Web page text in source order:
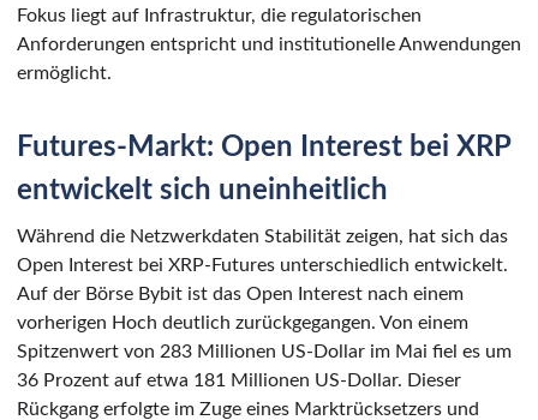
Fokus liegt auf Infrastruktur, die regulatorischen
Anforderungen entspricht und institutionelle Anwendungen
ermöglicht.
Futures-Markt: Open Interest bei XRP
entwickelt sich uneinheitlich
Während die Netzwerkdaten Stabilität zeigen, hat sich das
Open Interest bei XRP-Futures unterschiedlich entwickelt.
Auf der Börse Bybit ist das Open Interest nach einem
vorherigen Hoch deutlich zurückgegangen. Von einem
Spitzenwert von 283 Millionen US-Dollar im Mai fiel es um
36 Prozent auf etwa 181 Millionen US-Dollar. Dieser
Rückgang erfolgte im Zuge eines Marktrücksetzers und